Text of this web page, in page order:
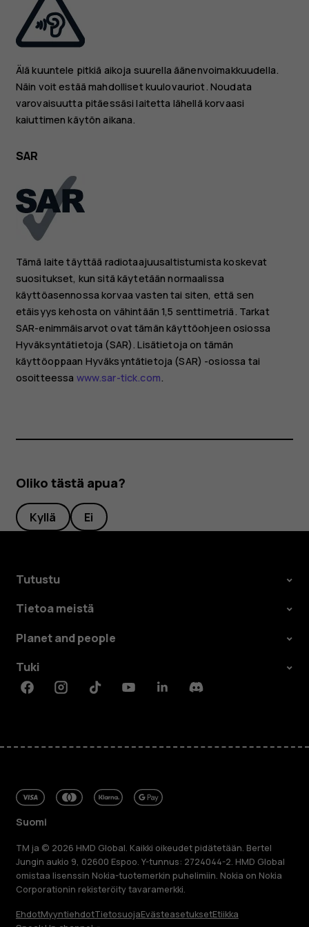
Älä kuuntele pitkiä aikoja suurella äänenvoimakkuudella.
Näin voit estää mahdolliset kuulovauriot. Noudata
varovaisuutta pitäessäsi laitetta lähellä korvaasi
kaiuttimen käytön aikana.
SAR
Tämä laite täyttää radiotaajuusaltistumista koskevat
suositukset, kun sitä käytetään normaalissa
käyttöasennossa korvaa vasten tai siten, että sen
etäisyys kehosta on vähintään 1,5 senttimetriä. Tarkat
SAR-enimmäisarvot ovat tämän käyttöohjeen osiossa
Hyväksyntätietoja (SAR). Lisätietoja on tämän
käyttöoppaan Hyväksyntätietoja (SAR) -osiossa tai
osoitteessa www.sar-tick.com.
Oliko tästä apua?
Kyllä Ei
Tutustu
Tietoa meistä
Planet and people
Tuki
FacebookInstagramTiktokYoutubeLinkedinDiscord
Suomi
TM ja © 2026 HMD Global. Kaikki oikeudet pidätetään. Bertel
Jungin aukio 9, 02600 Espoo. Y-tunnus: 2724044-2. HMD Global
omistaa lisenssin Nokia-tuotemerkin puhelimiin. Nokia on Nokia
Corporationin rekisteröity tavaramerkki.
EhdotMyyntiehdotTietosuojaEvästeasetuksetEtiikka